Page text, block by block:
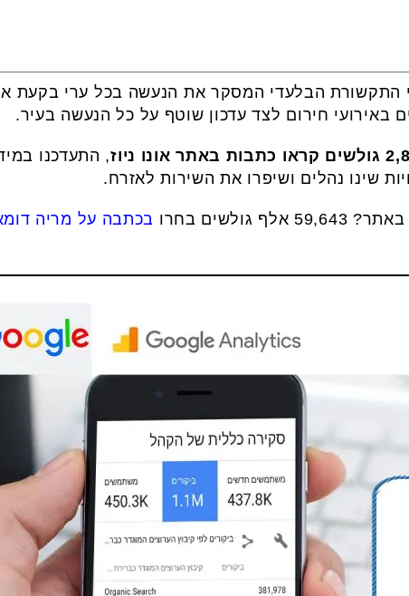
אונו ניוז
, התעדכנו
שינו נהלים ושיפרו את השירות לאזרח.
בחרו בכתבה על מריה